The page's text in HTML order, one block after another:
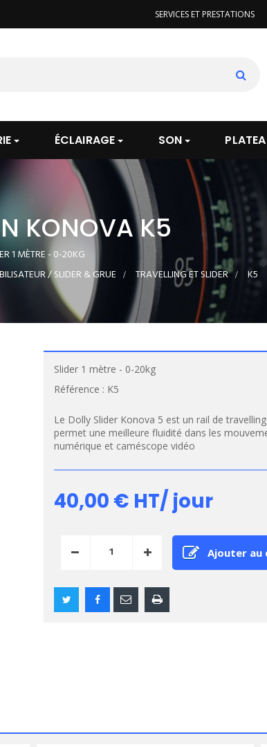
SERVICES ET PRESTATIONS
ÉCLAIRAGE SON
KONOVA K5
1 MÈTRE - 0-20KG
/ SLIDER & GRUE > TRAVELLING ET SLIDER > K5
Slider 1 mètre - 0-20kg
Référence : K5
Le Dolly Slider Konova 5 est un rail de
permet une meilleure fluidité dans les
numérique et caméscope vidéo
40,00 € HT/ jour
Ajouter au